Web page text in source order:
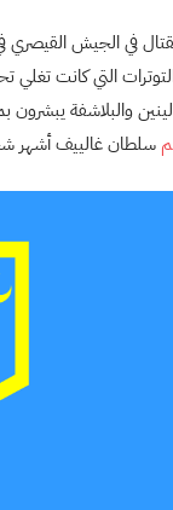
في الجيش القيصري
التي كانت
لينين والبلاشفة
سلطان غالييف أشهر